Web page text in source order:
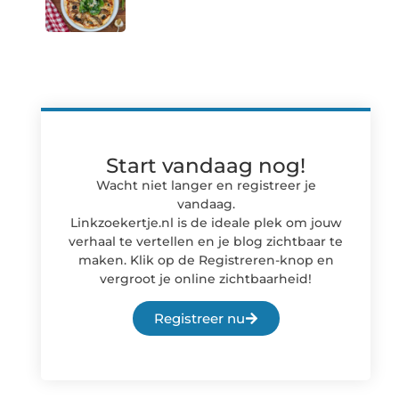
Start vandaag nog!
Wacht niet langer en registreer je
vandaag.
Linkzoekertje.nl is de ideale plek om jouw
verhaal te vertellen en je blog zichtbaar te
maken. Klik op de Registreren-knop en
vergroot je online zichtbaarheid!
Registreer nu